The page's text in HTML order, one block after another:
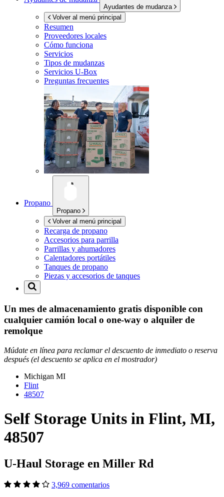
Ayudantes de mudanza
Volver al menú principal
Resumen
Proveedores locales
Cómo funciona
Servicios
Tipos de mudanzas
Servicios U-Box
Preguntas frecuentes
Propano
Propano
Volver al menú principal
Recarga de propano
Accesorios para parrilla
Parrillas y ahumadores
Calentadores portátiles
Tanques de propano
Piezas y accesorios de tanques
Un mes de almacenamiento gratis disponible con
cualquier camión local o one-way o alquiler de
remolque
Múdate en línea para reclamar el descuento de inmediato o reserva
después (el descuento se aplica en el mostrador)
Michigan MI
Flint
48507
Self Storage Units in Flint, MI,
48507
U-Haul Storage en Miller Rd
3,969 comentarios